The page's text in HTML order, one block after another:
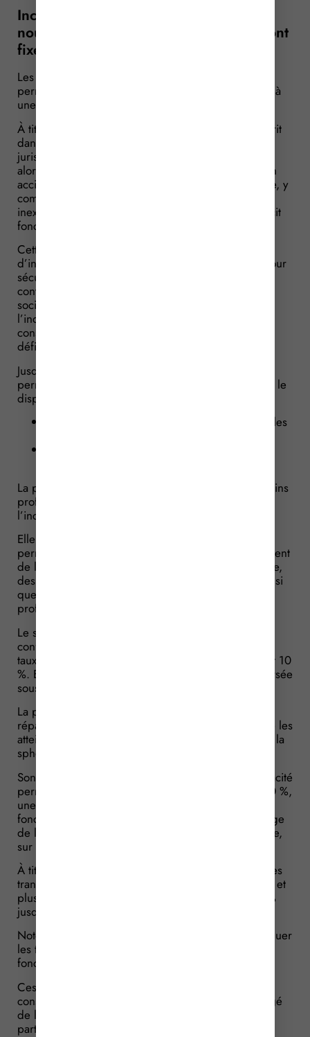
Incapacité permanente AT/MP : les
nouvelles modalités d’indemnisation sont
fixées
Les modalités d’indemnisation de l’incapacité
permanente consécutive à un accident du travail ou à
une maladie professionnelle évoluent.
À titre liminaire, rappelons que cette réforme s’inscrit
dans un contexte marqué par un revirement de
jurisprudence intervenu en janvier 2023 : le juge a
alors considéré que la rente versée à la victime d’un
accident du travail ou d’une maladie professionnelle, y
compris lorsqu’elle est majorée en cas de faute
inexcusable de l’employeur, ne réparait pas le déficit
fonctionnel permanent.
Cette solution ouvrait la voie à des demandes
d’indemnisation complémentaires devant le juge. Pour
sécuriser le régime et éviter une multiplication des
contentieux, la loi de financement de la Sécurité
sociale pour 2025 a consacré le caractère dual de
l’indemnisation, qui couvre désormais à la fois les
conséquences professionnelles de l’incapacité et le
déficit fonctionnel permanent de la victime.
Jusqu’à présent, l’indemnisation de l’incapacité
permanente reposait sur un taux global. Désormais, le
dispositif distingue plus clairement 2 dimensions :
une part liée aux conséquences professionnelles
La part professionnelle correspond à la perte de gains
professionnels et à l’incidence professionnelle de
l’incapacité.
Elle est appréciée à partir d’un taux d’incapacité
permanente professionnelle, tenant compte notamment
de la nature de l’infirmité, de l’état général, de l’âge,
des facultés physiques et mentales de la victime, ainsi
que de ses aptitudes et de sa qualification
professionnelle.
Le seuil permettant d’ouvrir droit à une rente est
confirmé : la victime a droit à une rente lorsque son
taux d’incapacité permanente professionnelle atteint 10
%. En dessous de ce seuil, l’indemnisation reste versée
sous forme de capital.
La part fonctionnelle, quant à elle, a pour objet de
réparer le déficit fonctionnel permanent, c’est-à-dire les
atteintes persistant après consolidation qui affectent la
sphère personnelle de la victime.
Son calcul repose sur le nombre de points d’incapacité
permanente fonctionnelle, un pourcentage fixé à 50 %,
une valeur de point déterminée par référentiel en
fonction du taux d’incapacité fonctionnelle et de l’âge
de la victime (
), ainsi que, pour la rente,
sur une valeur de conversion du capital en rente.
À titre d’illustration, la valeur du point varie selon des
tranches d’âge allant de 14 à 20 ans jusqu’à 81 ans et
plus, et selon des tranches de taux allant de 1 à 5 %
jusqu’à 96 % et plus.
Notez que les barèmes indicatifs à utiliser pour évaluer
les taux d’incapacité permanente professionnelle et
fonctionnelle sont
Ces barèmes servent de base d’évaluation, mais
conservent un caractère indicatif : le médecin chargé
de l’évaluation peut s’en écarter si la situation
particulière de la victime le justifie, à condition